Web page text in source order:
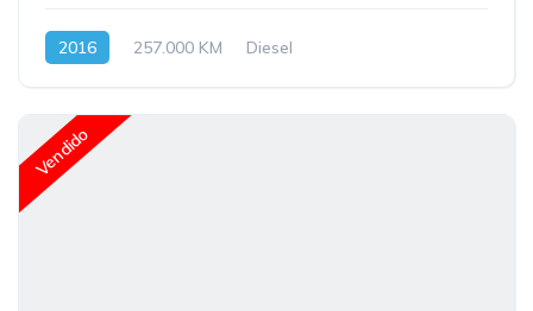
2016 257.000 KM Diesel
Vendido